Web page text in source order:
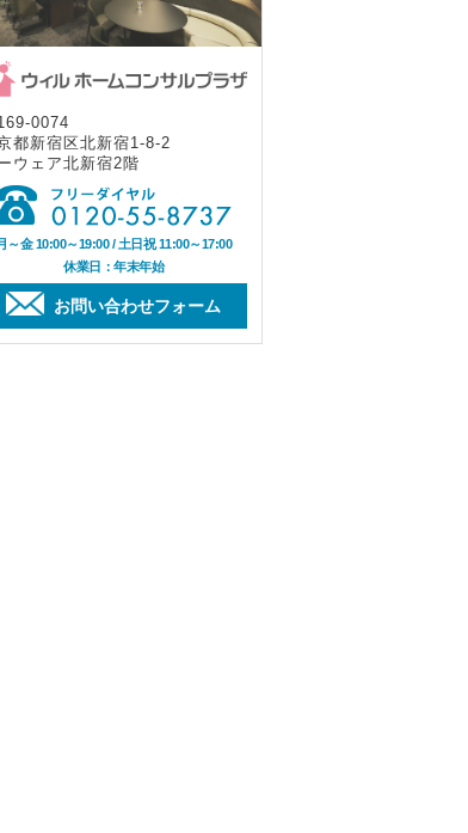
0074
都新宿区北新宿1-8-2
ウェア北新宿2階
～金 10:00～19:00 / 土日祝 11:00～17:00
休業日：年末年始
お問い合わせフォーム